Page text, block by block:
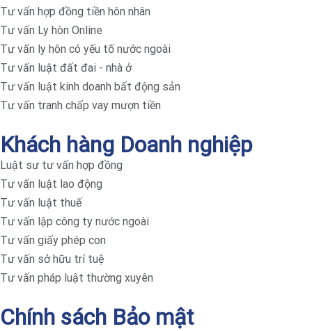
Tư vấn hợp đồng tiền hôn nhân
Tư vấn Ly hôn Online
Tư vấn ly hôn có yếu tố nước ngoài
Tư vấn luật đất đai - nhà ở
Tư vấn luật kinh doanh bất động sản
Tư vấn tranh chấp vay mượn tiền
Khách hàng Doanh nghiệp
Luật sư tư vấn hợp đồng
Tư vấn luật lao động
Tư vấn luật thuế
Tư vấn lập công ty nước ngoài
Tư vấn giấy phép con
Tư vấn sở hữu trí tuệ
Tư vấn pháp luật thường xuyên
Chính sách Bảo mật